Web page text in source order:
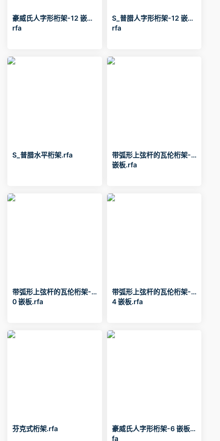
豪威氏人字形桁架-12 嵌板.
rfa
S_普腊人字形桁架-12 嵌板.
rfa
S_普腊水平桁架.rfa
带弧形上弦杆的瓦伦桁架-6
嵌板.rfa
带弧形上弦杆的瓦伦桁架-1
0 嵌板.rfa
带弧形上弦杆的瓦伦桁架-1
4 嵌板.rfa
芬克式桁架.rfa
豪威氏人字形桁架-6 嵌板.r
fa